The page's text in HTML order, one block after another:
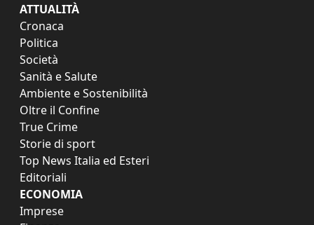
ATTUALITÀ
Cronaca
Politica
Società
Sanità e Salute
Ambiente e Sostenibilità
Oltre il Confine
True Crime
Storie di sport
Top News Italia ed Esteri
Editoriali
ECONOMIA
Imprese